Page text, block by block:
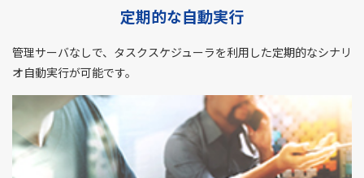
定期的な自動実行
管理サーバなしで、タスクスケジューラを利用した定期的なシナリ
オ自動実行が可能です。